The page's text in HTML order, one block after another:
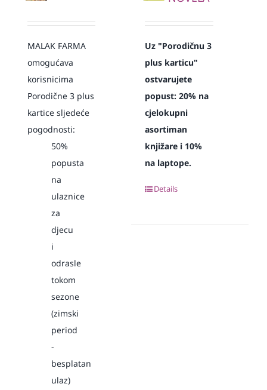
MALAK FARMA
omogućava
korisnicima
Porodične 3 plus
kartice sljedeće
pogodnosti:
50%
popusta
na
ulaznice
za
djecu
i
odrasle
tokom
sezone
(zimski
period
-
besplatan
ulaz)
Uz "Porodičnu 3
plus karticu"
ostvarujete
popust: 20% na
cjelokupni
asortiman
knjižare i 10%
na laptope.
Details